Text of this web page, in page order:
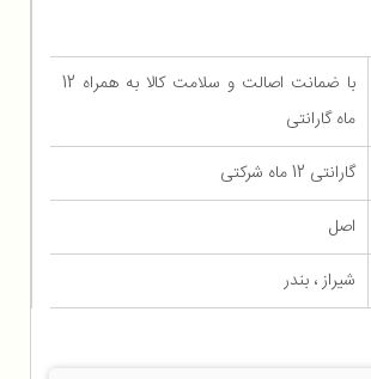
با ضمانت اصالت و سلامت کالا به همراه 12
ماه گارانتی
گارانتی 12 ماه شرکتی
اصل
شیراز ، بندر